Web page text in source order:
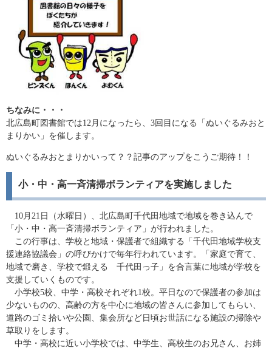
ちなみに・・・
北広島町図書館では12月になったら、3回目になる「ぬいぐるみおと
まりかい」を催します。
ぬいぐるみおとまりかいって？？記事のアップをこうご期待！！
小・中・高一斉清掃ボランティアを実施しました
10月21日（水曜日）、北広島町千代田地域で地域を巻き込んで
「小・中・高一斉清掃ボランティア」が行われました。
この行事は、学校と地域・保護者で組織する「千代田地域学校支
援連絡協議会」の呼びかけで毎年行われています。「家庭で育て、
地域で磨き、学校で鍛える 千代田っ子」を合言葉に地域が学校を
支援していくものです。
小学校5校、中学・高校それぞれ1校。平日なので保護者の参加は
少ないものの、高齢の方を中心に地域の皆さんに参加してもらい、
道路のゴミ拾いや公園、集会所など日頃お世話になる施設の掃除や
草取りをします。
中学・高校に近い小学校では、中学生、高校生のお兄さん、お姉